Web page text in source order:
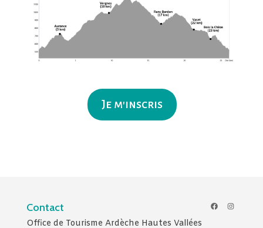
Je m'inscris
Contact
Office de Tourisme Ardèche Hautes Vallées
Facebook